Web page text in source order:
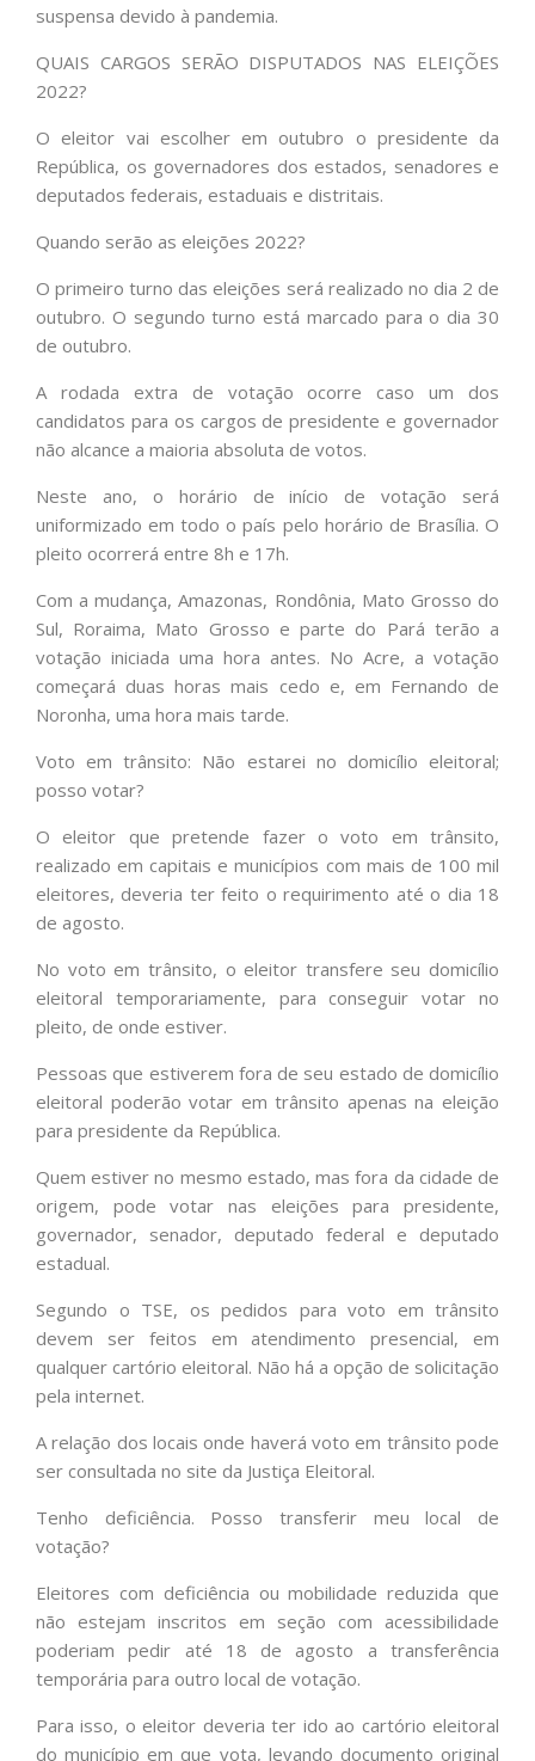
suspensa devido à pandemia.
QUAIS CARGOS SERÃO DISPUTADOS NAS ELEIÇÕES
2022?
O eleitor vai escolher em outubro o presidente da
República, os governadores dos estados, senadores e
deputados federais, estaduais e distritais.
Quando serão as eleições 2022?
O primeiro turno das eleições será realizado no dia 2 de
outubro. O segundo turno está marcado para o dia 30
de outubro.
A rodada extra de votação ocorre caso um dos
candidatos para os cargos de presidente e governador
não alcance a maioria absoluta de votos.
Neste ano, o horário de início de votação será
uniformizado em todo o país pelo horário de Brasília. O
pleito ocorrerá entre 8h e 17h.
Com a mudança, Amazonas, Rondônia, Mato Grosso do
Sul, Roraima, Mato Grosso e parte do Pará terão a
votação iniciada uma hora antes. No Acre, a votação
começará duas horas mais cedo e, em Fernando de
Noronha, uma hora mais tarde.
Voto em trânsito: Não estarei no domicílio eleitoral;
posso votar?
O eleitor que pretende fazer o voto em trânsito,
realizado em capitais e municípios com mais de 100 mil
eleitores, deveria ter feito o requirimento até o dia 18
de agosto.
No voto em trânsito, o eleitor transfere seu domicílio
eleitoral temporariamente, para conseguir votar no
pleito, de onde estiver.
Pessoas que estiverem fora de seu estado de domicílio
eleitoral poderão votar em trânsito apenas na eleição
para presidente da República.
Quem estiver no mesmo estado, mas fora da cidade de
origem, pode votar nas eleições para presidente,
governador, senador, deputado federal e deputado
estadual.
Segundo o TSE, os pedidos para voto em trânsito
devem ser feitos em atendimento presencial, em
qualquer cartório eleitoral. Não há a opção de solicitação
pela internet.
A relação dos locais onde haverá voto em trânsito pode
ser consultada no site da Justiça Eleitoral.
Tenho deficiência. Posso transferir meu local de
votação?
Eleitores com deficiência ou mobilidade reduzida que
não estejam inscritos em seção com acessibilidade
poderiam pedir até 18 de agosto a transferência
temporária para outro local de votação.
Para isso, o eleitor deveria ter ido ao cartório eleitoral
do município em que vota, levando documento original